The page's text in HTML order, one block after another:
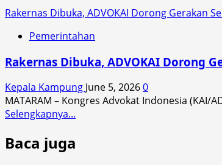
Rakernas Dibuka, ADVOKAI Dorong Gerakan
Pemerintahan
Rakernas Dibuka, ADVOKAI Dorong
Kepala Kampung June 5, 20260
MATARAM – Kongres Advokat Indonesia (KAI/
Selengkapnya...
Baca juga